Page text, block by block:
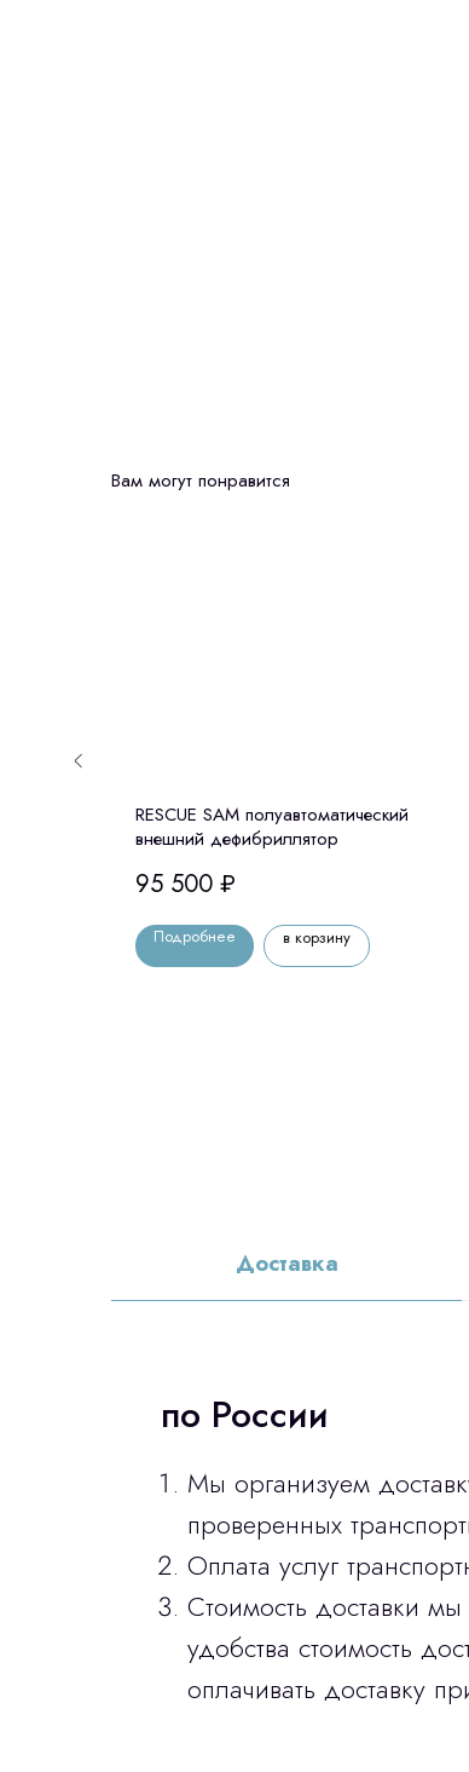
Вам могут понравится
RESCUE SAM полуавтоматический
внешний дефибриллятор
95 500 ₽
Подробнее в корзину
Доставка
по России
Мы организуем
проверенных
Оплата услуг
Стоимость доставки
удобства стоимость
оплачивать доставку